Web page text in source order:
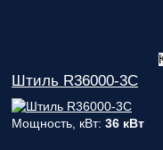
Штиль R36000-3C
Мощность, кВт: 36 кВт